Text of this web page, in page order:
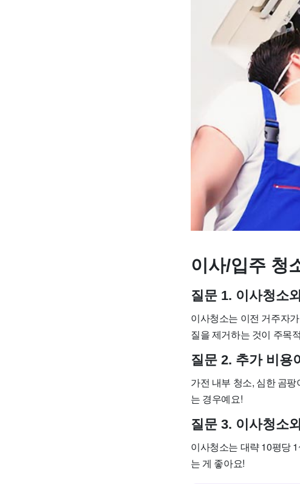
이사/입주 청
질문 1. 이사청소
이사청소는 이전 거주자
질을 제거하는 것이 주목
질문 2. 추가 비용
가전 내부 청소, 심한 곰
는 경우예요!
질문 3. 이사청소
이사청소는 대략 10평당
는 게 좋아요!